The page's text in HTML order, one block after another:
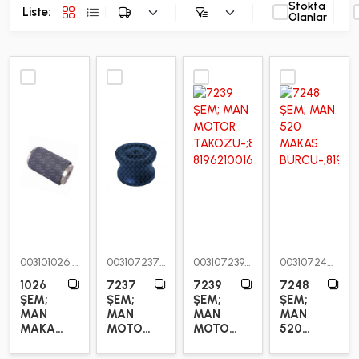
CITROEN 4
1
104
FORD
ISUZU
Liste:
Stokta
Olanlar
003101026
1026
ŞEM;
MAN
MAKAS
003107237
7237
ŞEM;
MAN
MOTOR
003107239
7239
ŞEM;
MAN
MOTOR
003107248
7248
ŞEM;
MAN
520